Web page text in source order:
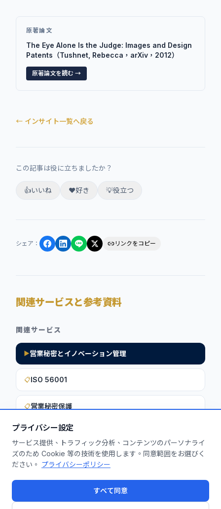
プライバシー設定
サービス提供、トラフィック分析、コンテンツのパーソナライ
ズのため Cookie 等の技術を使用します。同意範囲をお選びく
ださい。 プライバシーポリシー
すべて同意
原著論文
The Eye Alone Is the Judge: Images and Design
Patents（Tushnet, Rebecca，arXiv，2012）
原著論文を読む →
← インサイト一覧へ戻る
この記事は役に立ちましたか？
👍いいね ❤️好き 💡役立つ
シェア ： リンクをコピー
関連サービスと参考資料
関連サービス
▶営業秘密とイノベーション管理
📋ISO 56001
📋営業秘密保護
このインサイトを貴社に活用しません
か？
無料診断を申し込む